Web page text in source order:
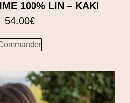
100% LIN – KAKI
54.00€